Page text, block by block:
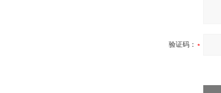
验证码：